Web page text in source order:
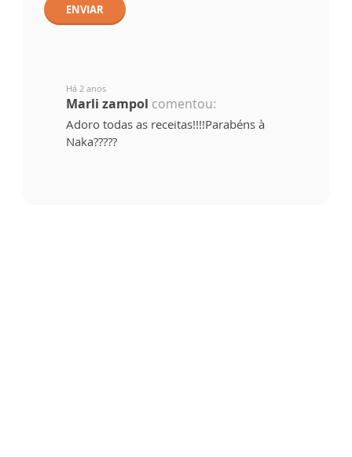
ENVIAR
Há 2 anos
Marli zampol comentou:
Adoro todas as receitas!!!!Parabéns à
Naka?????